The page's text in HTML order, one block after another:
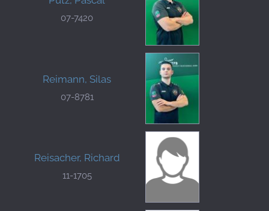
07-7420
Reimann, Silas
07-8781
Reisacher, Richard
11-1705